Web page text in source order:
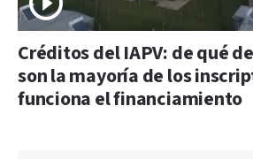
Créditos del IAPV: de qué
son la mayoría de los
funciona el financiamiento